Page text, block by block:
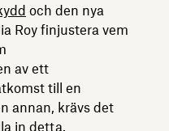
och den nya
Roy finjustera vem
av ett
till en
annan, krävs det
in detta.